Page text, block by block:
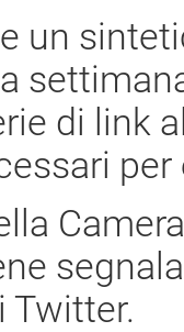
un
di link
Twitter.